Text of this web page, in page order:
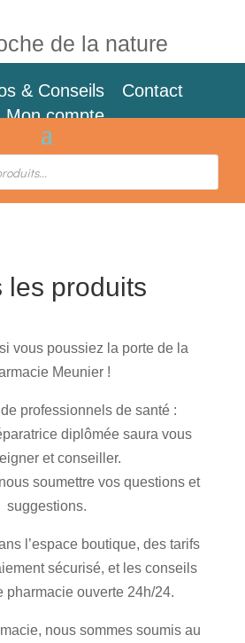
de la nature
& Conseils
Contact
Mon compte
les produits
vous poussiez la porte de la
Meunier !
professionnels de santé :
diplômée saura vous
et conseiller.
soumettre vos questions et
suggestions.
l’espace boutique, des tarifs
sécurisé, et les conseils
pharmacie ouverte 24h/24.
nous sommes soumis au